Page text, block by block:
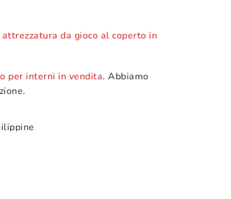
attrezzatura da gioco al coperto in
per interni in vendita . Abbiamo